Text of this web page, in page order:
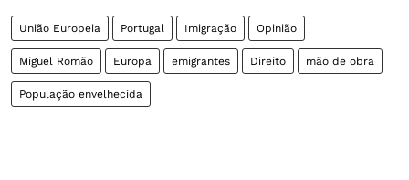
União Europeia Portugal Imigração Opinião
Miguel Romão Europa emigrantes Direito mão de obra
População envelhecida